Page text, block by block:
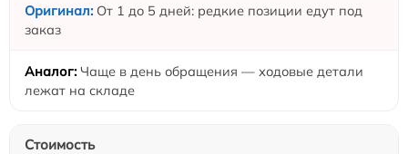
От 1 до 5 дней: редкие позиции едут под
заказ
Чаще в день обращения — ходовые детали
лежат на складе
Стоимость